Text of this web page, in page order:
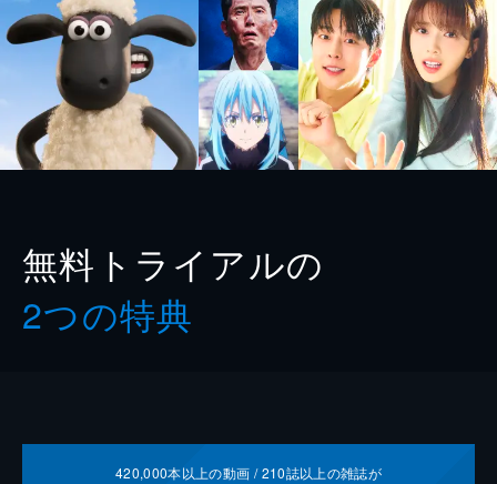
無料トライアルの
2つの特典
420,000本以上の動画 /210誌以上の雑誌が